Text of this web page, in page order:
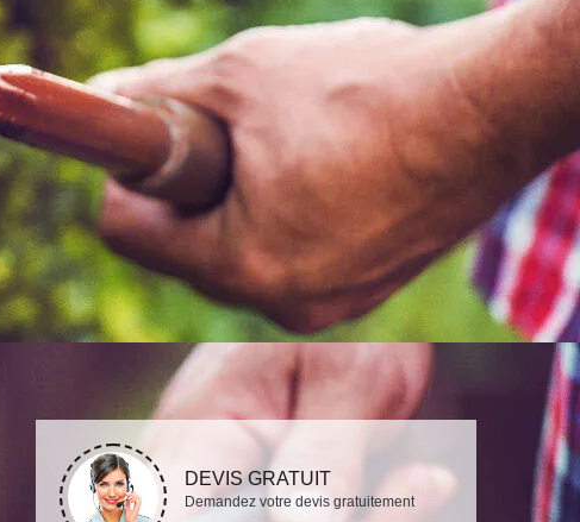
DEVIS GRATUIT
Demandez votre devis gratuitement